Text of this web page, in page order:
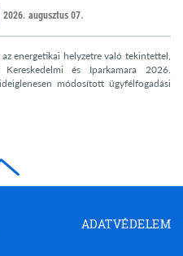
2026. augusztus 07.
energetikai helyzetre való tekintettel,
és Iparkamara 2026.
módosított ügyfélfogadási
ADATVÉDELEM